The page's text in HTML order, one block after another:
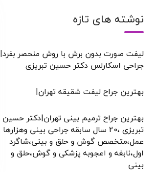
نوشته های تازه
لیفت صورت بدون برش با روش منحصر بفرد|
جراحی اسکارلس دکتر حسین تبریزی
بهترین جراح لیفت شقیقه تهران|
بهترین جراح ترمیم بینی تهران|دکتر حسین
تبریزی ،20 سال سابقه جراحی بینی وهزارها
عمل،متخصص گوش و حلق و بینی،شاگرد
اول،نابغه و اعجوبه پزشکی و گوش،حلق و
بینی